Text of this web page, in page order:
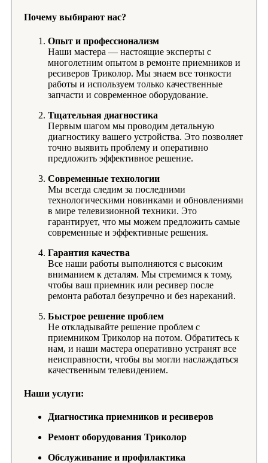
Почему выбирают нас?
Опыт и профессионализм
Наши мастера — настоящие эксперты с
многолетним опытом в ремонте приемников и
ресиверов Триколор. Мы знаем все тонкости
работы и используем только качественные
запчасти и современное оборудование.
Тщательная диагностика
Первым шагом мы проводим детальную
диагностику вашего устройства. Это позволяет
точно выявить проблему и оперативно
предложить эффективное решение.
Современные технологии
Мы всегда следим за последними
технологическими новинками и обновлениями
в мире телевизионной техники. Это
гарантирует, что мы можем предложить самые
современные и эффективные решения.
Гарантия качества
Все наши работы выполняются с высоким
вниманием к деталям. Мы стремимся к тому,
чтобы ваш приемник или ресивер после
ремонта работал безупречно и без нареканий.
Быстрое решение проблем
Не откладывайте решение проблем с
приемником Триколор на потом. Обратитесь к
нам, и наши мастера оперативно устранят все
неисправности, чтобы вы могли наслаждаться
качественным телевидением.
Наши услуги:
Диагностика приемников и ресиверов
Ремонт оборудования Триколор
Обслуживание и профилактика